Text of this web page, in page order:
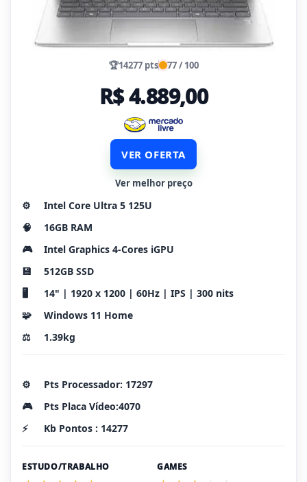
🏆14277 pts 77 / 100
R$ 4.889,00
VER OFERTA
Ver melhor preço
⚙️
Intel Core Ultra 5 125U
🧠
16GB RAM
🎮
Intel Graphics 4-Cores iGPU
💾
512GB SSD
🖥️
14" | 1920 x 1200 | 60Hz | IPS | 300 nits
🧩
Windows 11 Home
⚖️
1.39kg
⚙️
Pts Processador: 17297
🎮
Pts Placa Vídeo:4070
⚡
Kb Pontos : 14277
ESTUDO/TRABALHO GAMES